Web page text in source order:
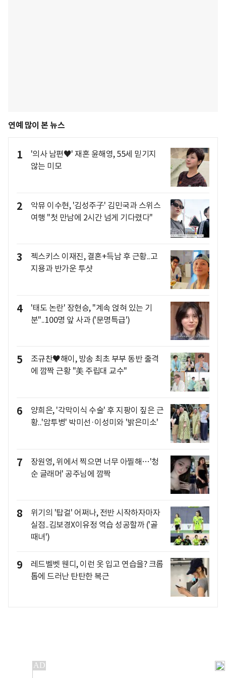
연예 많이 본 뉴스
1
'의사 남편♥' 재혼 윤해영, 55세 믿기지
않는 미모
2
악뮤 이수현, '김성주子' 김민국과 스위스
여행 "첫 만남에 2시간 넘게 기다렸다"
3
젝스키스 이재진, 결혼+득남 후 근황..고
지용과 반가운 투샷
4
'태도 논란' 장현승, "계속 얹혀 있는 기
분"..100명 앞 사과 ('문명특급')
5
조규찬♥해이, 방송 최초 부부 동반 출격
에 깜짝 근황 "美 주립대 교수"
6
양희은, '각막이식 수술' 후 지팡이 짚은 근
황..'암투병' 박미선·이성미와 '밝은미소'
7
장원영, 위에서 찍으면 너무 아찔해…'청
순 글래머' 공주님에 깜짝
8
위기의 '탑걸' 어쩌나, 전반 시작하자마자
실점..김보경X이유정 역습 성공할까 ('골
때녀')
9
레드벨벳 웬디, 이런 옷 입고 연습을? 크롭
톱에 드러난 탄탄한 복근